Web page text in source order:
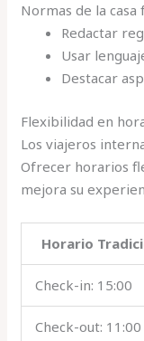
Normas de la casa
Redactar
Usar
Destacar
Flexibilidad en
Los viajeros
Ofrecer horarios
mejora su
Horario
Check-in: 15:00
Check-out: 11:00